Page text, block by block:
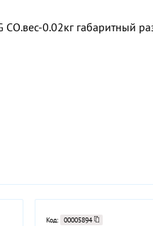
CO.вес-0.02кг
Код: 00005894